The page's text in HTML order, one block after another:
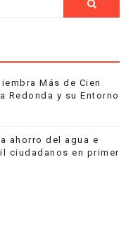
Más de Cien
Redonda y su Entorno
ahorro del agua e
ciudadanos en primer